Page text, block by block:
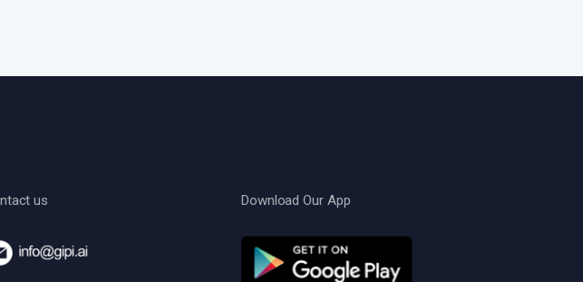
us Download Our App